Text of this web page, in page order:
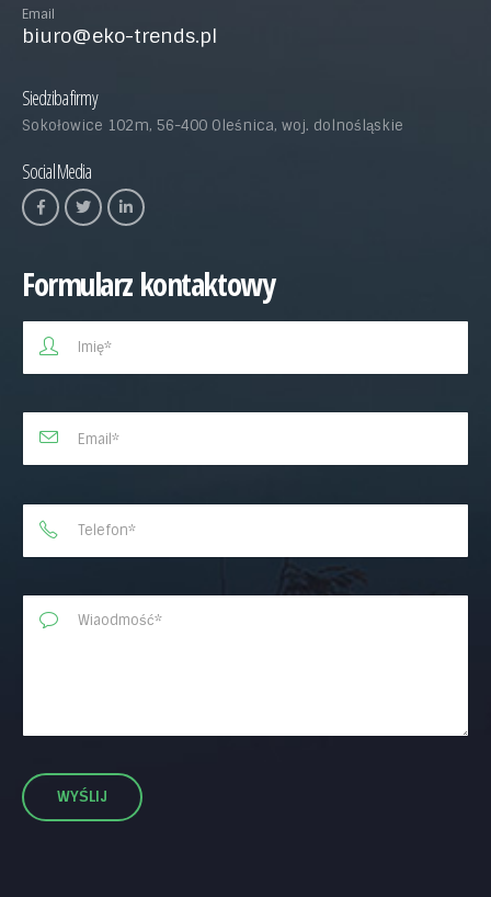
Email
biuro@eko-trends.pl
Siedziba firmy
Sokołowice 102m, 56-400 Oleśnica, woj. dolnośląskie
Social Media
Formularz kontaktowy